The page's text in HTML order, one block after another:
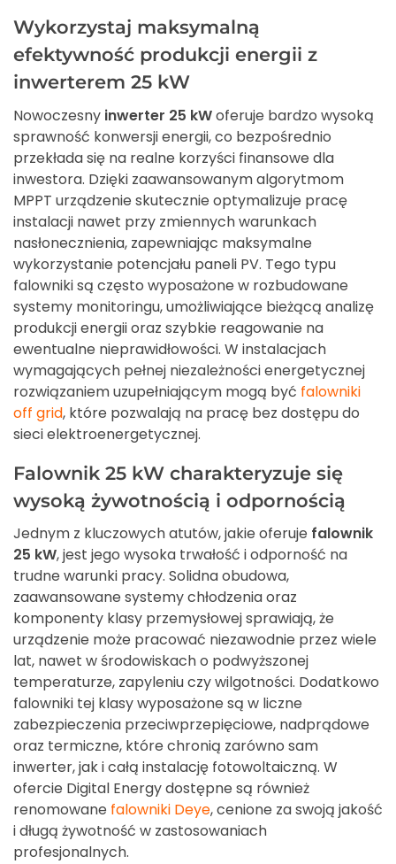
Wykorzystaj maksymalną
efektywność produkcji energii z
inwerterem 25 kW
Nowoczesny inwerter 25 kWoferuje bardzo wysoką
sprawność konwersji energii, co bezpośrednio
przekłada się na realne korzyści finansowe dla
inwestora. Dzięki zaawansowanym algorytmom
MPPT urządzenie skutecznie optymalizuje pracę
instalacji nawet przy zmiennych warunkach
nasłonecznienia, zapewniając maksymalne
wykorzystanie potencjału paneli PV. Tego typu
falowniki są często wyposażone w rozbudowane
systemy monitoringu, umożliwiające bieżącą analizę
produkcji energii oraz szybkie reagowanie na
ewentualne nieprawidłowości. W instalacjach
wymagających pełnej niezależności energetycznej
rozwiązaniem uzupełniającym mogą być falowniki
off grid, które pozwalają na pracę bez dostępu do
sieci elektroenergetycznej.
Falownik 25 kW charakteryzuje się
wysoką żywotnością i odpornością
Jednym z kluczowych atutów, jakie oferuje falownik
25 kW, jest jego wysoka trwałość i odporność na
trudne warunki pracy. Solidna obudowa,
zaawansowane systemy chłodzenia oraz
komponenty klasy przemysłowej sprawiają, że
urządzenie może pracować niezawodnie przez wiele
lat, nawet w środowiskach o podwyższonej
temperaturze, zapyleniu czy wilgotności. Dodatkowo
falowniki tej klasy wyposażone są w liczne
zabezpieczenia przeciwprzepięciowe, nadprądowe
oraz termiczne, które chronią zarówno sam
inwerter, jak i całą instalację fotowoltaiczną. W
ofercie Digital Energy dostępne są również
renomowane falowniki Deye, cenione za swoją jakość
i długą żywotność w zastosowaniach
profesjonalnych.